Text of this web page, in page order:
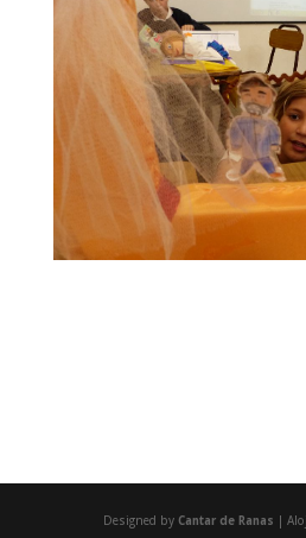
Designed by Cantar de Ranas |